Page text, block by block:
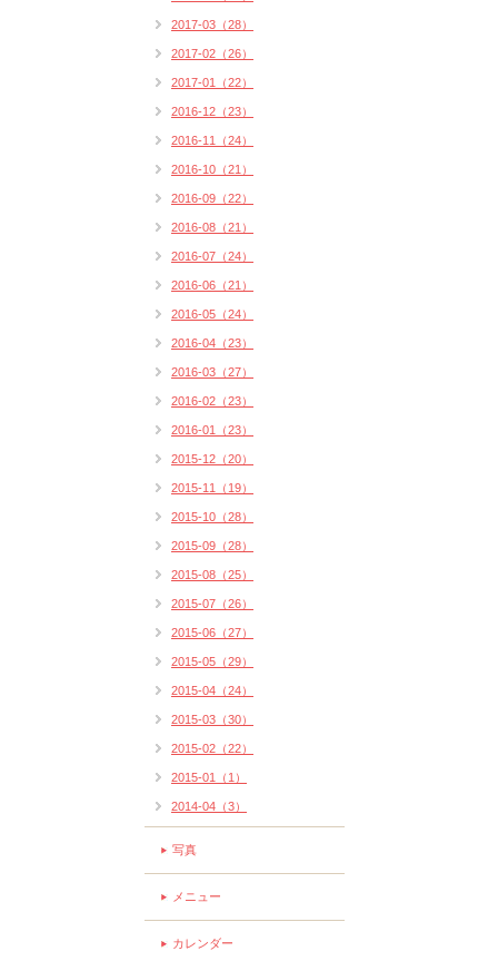
2017-03（28）
2017-02（26）
2017-01（22）
2016-12（23）
2016-11（24）
2016-10（21）
2016-09（22）
2016-08（21）
2016-07（24）
2016-06（21）
2016-05（24）
2016-04（23）
2016-03（27）
2016-02（23）
2016-01（23）
2015-12（20）
2015-11（19）
2015-10（28）
2015-09（28）
2015-08（25）
2015-07（26）
2015-06（27）
2015-05（29）
2015-04（24）
2015-03（30）
2015-02（22）
2015-01（1）
2014-04（3）
写真
メニュー
カレンダー